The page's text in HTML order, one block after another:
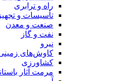
راه و ترابری
تأسیسات و
صنعت و معدن
نفت و گاز
نیرو
کاوش‌های
کشاورزی
مرمت آثار